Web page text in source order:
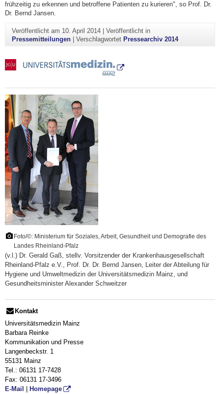
frühzeitig zu erkennen und betroffene Patienten zu kurieren", so Prof. Dr.
Dr. Bernd Jansen.
Veröffentlicht am 10. April 2014| Veröffentlicht in
Pressemitteilungen| Verschlagwortet Pressearchiv 2014
Foto/©: Ministerium für Soziales, Arbeit, Gesundheit und Demografie des
Landes Rheinland-Pfalz
(v.l.) Dr. Gerald Gaß, stellv. Vorsitzender der Krankenhausgesellschaft
Rheinland-Pfalz e.V., Prof. Dr. Dr. Bernd Jansen, Leiter der Abteilung für
Hygiene und Umweltmedizin der Universitätsmedizin Mainz, und
Gesundheitsminister Alexander Schweitzer
Kontakt
Universitätsmedizin Mainz
Barbara Reinke
Kommunikation und Presse
Langenbeckstr. 1
55131 Mainz
Tel.: 06131 17-7428
Fax: 06131 17-3496
E-Mail
Homepage